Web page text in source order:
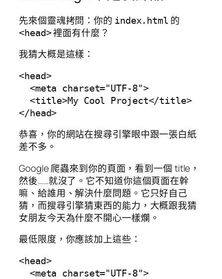
先來個靈魂拷問：你的 index.html 的
<head>裡面有什麼？
我猜大概是這樣：
<head>
  <meta charset="UTF-8">
  <title>My Cool Project</title>
恭喜，你的網站在搜尋引擎眼中跟一張白紙
差不多。
Google 爬蟲來到你的頁面，看到一個 title，
然後……就沒了。它不知道你這個頁面在幹
嘛、給誰用、解決什麼問題。它只好自己
猜，而搜尋引擎猜東西的能力，大概跟我猜
女朋友今天為什麼不開心一樣爛。
最低限度，你應該加上這些：
<head>
  <meta charset="UTF-8">